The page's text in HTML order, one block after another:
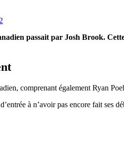
passait par Josh Brook.
comprenant également Ryan
à n’avoir pas encore fait